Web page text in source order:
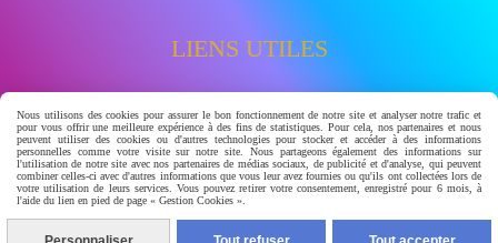
LIENS UTILES
Accueil
Boutique
Avis clients
watssap 06.63.86.83.30
À PROPOS
Nous utilisons des cookies pour assurer le bon fonctionnement de notre site et analyser notre trafic et
pour vous offrir une meilleure expérience à des fins de statistiques. Pour cela, nos partenaires et nous
peuvent utiliser des cookies ou d'autres technologies pour stocker et accéder à des informations
personnelles comme votre visite sur notre site. Nous partageons également des informations sur
l'utilisation de notre site avec nos partenaires de médias sociaux, de publicité et d'analyse, qui peuvent
combiner celles-ci avec d'autres informations que vous leur avez fournies ou qu'ils ont collectées lors de
votre utilisation de leurs services. Vous pouvez retirer votre consentement, enregistré pour 6 mois, à
l'aide du lien en pied de page « Gestion Cookies ».